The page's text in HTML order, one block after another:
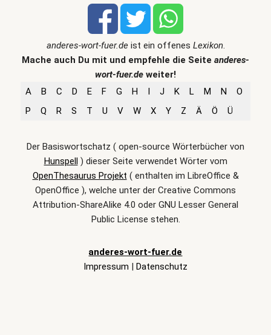
anderes-wort-fuer.deist ein offenes Lexikon.
Mache auch Du mit und empfehle die Seite anderes-
wort-fuer.de weiter!
A
B C D E F G H I J K L M N
O
P
Q R S T U V W X Y Z Ä Ö Ü
Der Basiswortschatz ( open-source Wörterbücher von
Hunspell) dieser Seite verwendet Wörter vom
OpenThesaurus Projekt ( enthalten im LibreOffice &
OpenOffice ), welche unter der Creative Commons
Attribution-ShareAlike 4.0 oder GNU Lesser General
Public License stehen.
anderes-wort-fuer.de
Impressum | Datenschutz